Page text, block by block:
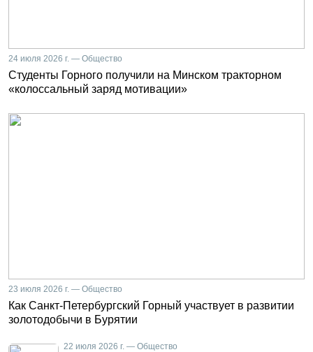
24 июля 2026 г. — Общество
Студенты Горного получили на Минском тракторном
«колоссальный заряд мотивации»
23 июля 2026 г. — Общество
Как Санкт-Петербургский Горный участвует в развитии
золотодобычи в Бурятии
22 июля 2026 г. — Общество